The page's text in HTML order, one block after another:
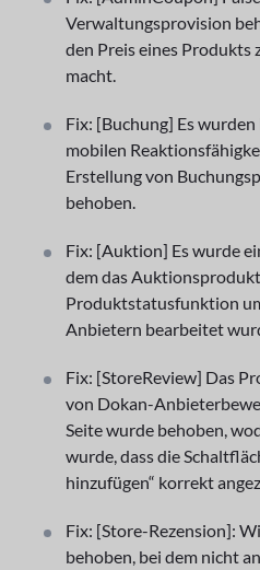
Verwaltungsprovision
den Preis eines Produkts
macht.
Fix: [Buchung] Es
mobilen
Erstellung von
behoben.
Fix: [Auktion] Es wurde
dem das
Produktstatusfunktion
Anbietern bearbeitet
Fix: [StoreReview] Das
von Dokan-
Seite wurde behoben,
wurde, dass die
hinzufügen“ korrekt
Fix: [Store-Rezension]:
behoben, bei dem nicht